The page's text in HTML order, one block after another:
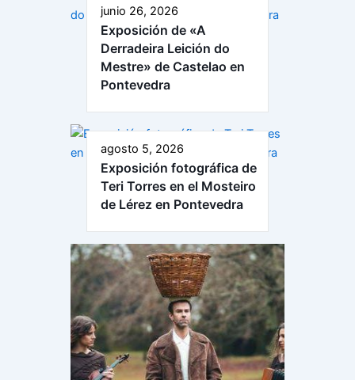
junio 26, 2026
Exposición de «A
Derradeira Leición do
Mestre» de Castelao en
Pontevedra
agosto 5, 2026
Exposición fotográfica de
Teri Torres en el Mosteiro
de Lérez en Pontevedra